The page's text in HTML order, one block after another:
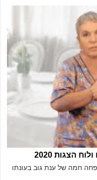
הצגות 2020
חמה של ענת גוב בעונתו